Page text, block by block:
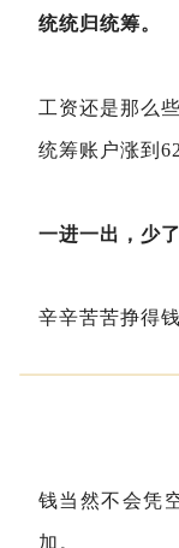
统统归统筹。
工资还是那么
统筹账户涨到
一进一出，少了
辛辛苦苦挣得
钱当然不会凭
加。